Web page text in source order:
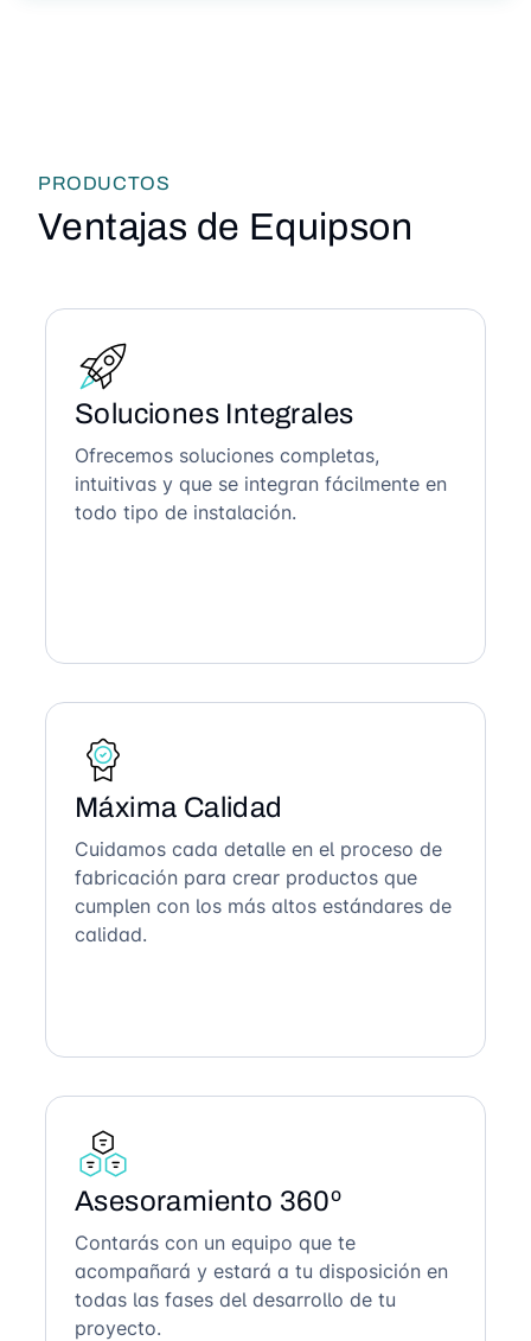
PRODUCTOS
Ventajas de Equipson
Soluciones Integrales
Ofrecemos soluciones completas,
intuitivas y que se integran fácilmente en
todo tipo de instalación.
Máxima Calidad
Cuidamos cada detalle en el proceso de
fabricación para crear productos que
cumplen con los más altos estándares de
calidad.
Asesoramiento 360º
Contarás con un equipo que te
acompañará y estará a tu disposición en
todas las fases del desarrollo de tu
proyecto.